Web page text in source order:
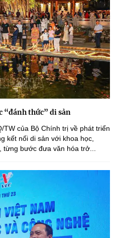
“đánh thức” di sản
TW của Bộ Chính trị về phát triển
kết nối di sản với khoa học,
bước đưa văn hóa trở...